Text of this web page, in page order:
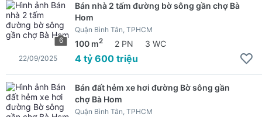
6
Bán nhà 2 tấm đường bờ sông gần chợ Bà
Hom
Quận Bình Tân, TPHCM
100 m2 2 PN 3 WC
4 tỷ 600 triệu
22/09/2025
Bán đất hẻm xe hơi đường Bờ sông gần
chợ Bà Hom
Quận Bình Tân, TPHCM